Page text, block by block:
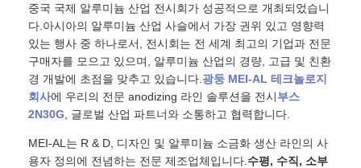
중국 국제 알루미늄 산업 전시회가 성공적으로 개최되었습니
다.아시아의 알루미늄 산업 사슬에서 가장 권위 있고 영향력
있는 행사 중 하나로서, 전시회는 전 세계 최고의 기업과 전문
구매자를 모으고 있으며, 알루미늄 산업의 경량, 고급 및 친환
경 개발에 초점을 맞추고 있습니다. 광둥 MEI-AL 테크놀로지
회사에 우리의 전문 anodizing 라인 솔루션을 전시부스
2N30G , 글로벌 산업 파트너와 소통하고 협력합니다.
MEI-AL는 R & D, 디자인 및 알루미늄 소금화 생산 라인의 사
용자 정의에 전념하는 전문 제조업체입니다. 수평, 수직, 소부